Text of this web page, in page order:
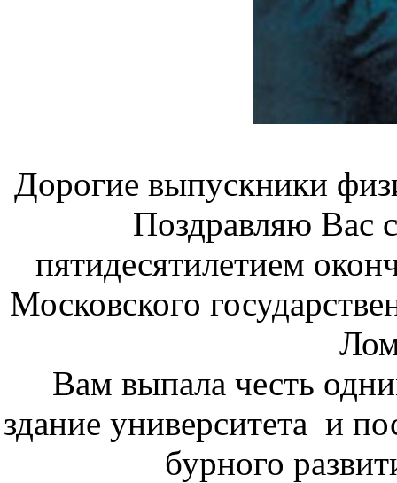
Дорогие выпускники
Поздравляю Вас
пятидесятилетием
Московского
Вам выпала честь
здание университета и
бурного